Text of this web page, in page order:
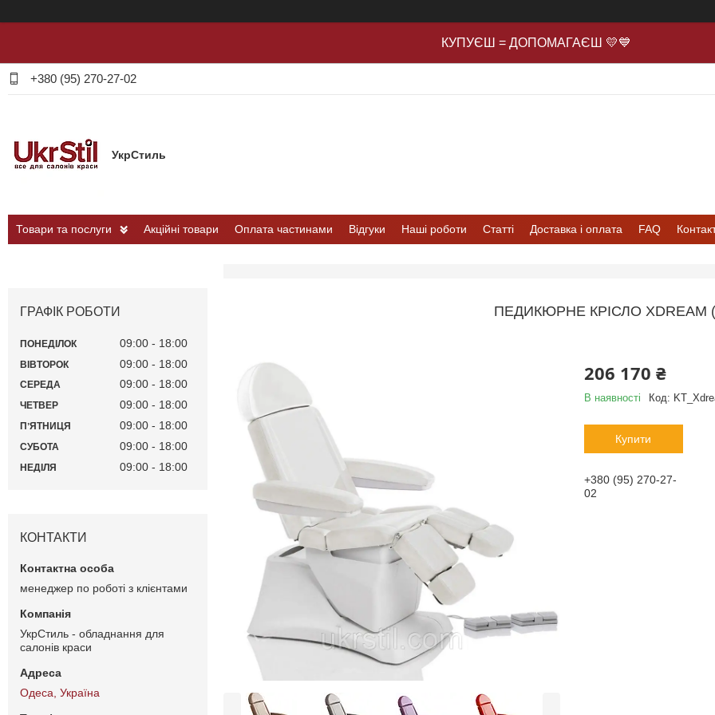
КУПУЄШ = ДОПОМАГАЄШ 💛💙
+380 (95) 270-27-02
УкрСтиль
Товари та послуги Акційні товари Оплата частинами Відгуки Наші роботи Статті Доставка і оплата FAQ
ПЕДИКЮРНЕ КРІСЛО
206 170 ₴
В наявності Код:
Купити
+380 (95) 270-27-
02
ГРАФІК РОБОТИ
ПОНЕДІЛОК 09:00 18:00
ВІВТОРОК 09:00 18:00
СЕРЕДА 09:00 18:00
ЧЕТВЕР 09:00 18:00
ПʼЯТНИЦЯ 09:00 18:00
СУБОТА 09:00 18:00
НЕДІЛЯ 09:00 18:00
КОНТАКТИ
менеджер по роботі з клієнтами
УкрСтиль - обладнання для
салонів краси
Одеса, Україна